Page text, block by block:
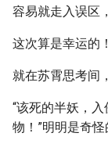
容易就走入误区
这次算是幸运的！
就在苏霄思考间
“该死的半妖，
物！”明明是奇